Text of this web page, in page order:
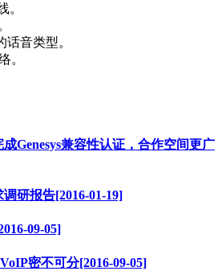
。
音类型。
。
Genesys兼容性认证，合作空间更广
研报告[2016-01-19]
09-05]
密不可分[2016-09-05]